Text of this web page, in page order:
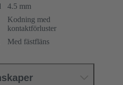
4.5 mm
Kodning med
kontaktförluster
Med fästfläns